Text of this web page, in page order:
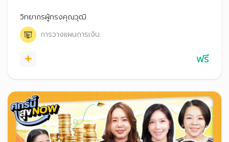
ที่ดีให้ตัวเองและทุกคนในครอบครัว
วิทยากรผู้ทรงคุณวุฒิ
การวางแผนการเงิน
ฟรี